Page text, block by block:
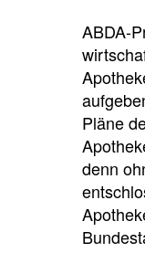
ABDA-
Pläne
denn